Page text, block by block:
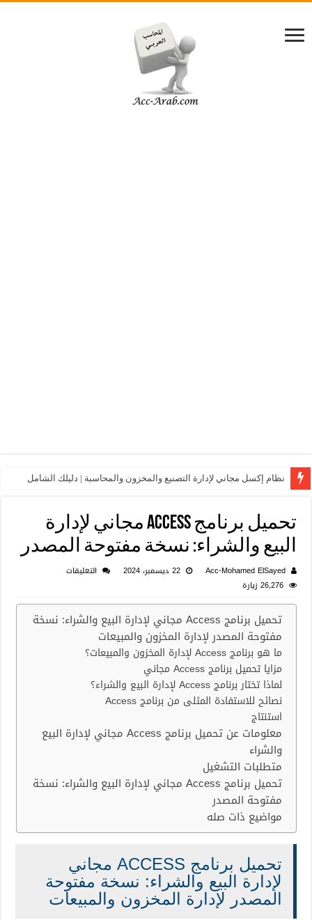
نظام إكسل مجاني لإدارة التصنيع والمخزون والمحاسبة | دليلك الشامل
تحميل برنامج Access مجاني لإدارة
البيع والشراء: نسخة مفتوحة المصدر
Acc-Mohamed ElSayed 22 ديسمبر، 2024 التعليقات
Access
مغلقة
26,276 زيارة
تحميل برنامج Access مجاني لإدارة البيع والشراء: نسخة
مفتوحة المصدر لإدارة المخزون والمبيعات
ما هو برنامج Access لإدارة المخزون والمبيعات؟
مزايا تحميل برنامج Access مجاني
لماذا تختار برنامج Access لإدارة البيع والشراء؟
نصائح للاستفادة المثلى من برنامج Access
استنتاج
معلومات عن تحميل برنامج Access مجاني لإدارة البيع
والشراء
متطلبات التشغيل
تحميل برنامج Access مجاني لإدارة البيع والشراء: نسخة
مفتوحة المصدر
مواضيع ذات صله
تحميل برنامج ACCESS مجاني
لإدارة البيع والشراء: نسخة مفتوحة
المصدر لإدارة المخزون والمبيعات